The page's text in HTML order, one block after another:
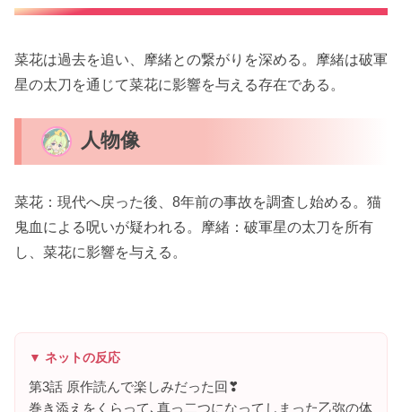
菜花は過去を追い、摩緒との繋がりを深める。摩緒は破軍
星の太刀を通じて菜花に影響を与える存在である。
人物像
菜花：現代へ戻った後、8年前の事故を調査し始める。猫
鬼血による呪いが疑われる。摩緒：破軍星の太刀を所有
し、菜花に影響を与える。
▼ ネットの反応
第3話 原作読んで楽しみだった回❣
巻き添えをくらって､真っ二つになってしまった乙弥の体